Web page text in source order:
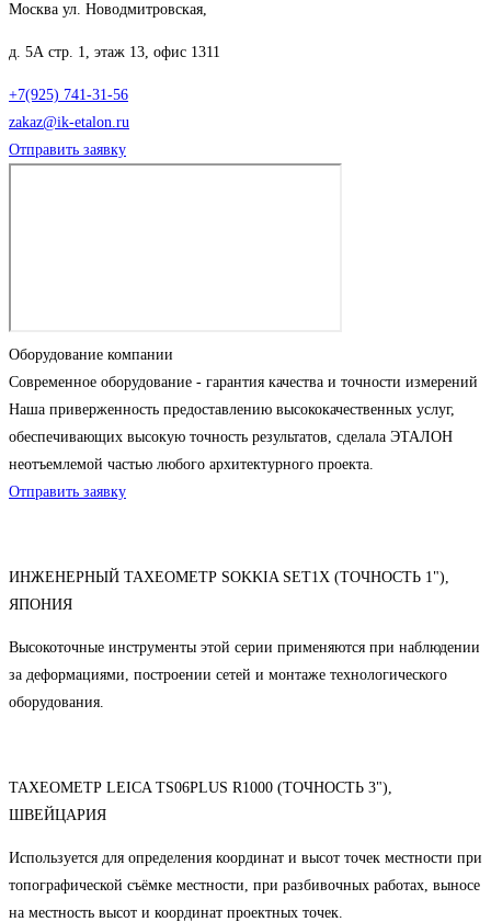
Москва ул. Новодмитровская,
д. 5А стр. 1, этаж 13, офис 1311
+7(925) 741-31-56
zakaz@ik-etalon.ru
Отправить заявку
Оборудование компании
Современное оборудование - гарантия качества и точности измерений
Наша приверженность предоставлению высококачественных услуг,
обеспечивающих высокую точность результатов, сделала ЭТАЛОН
неотъемлемой частью любого архитектурного проекта.
Отправить заявку
ИНЖЕНЕРНЫЙ ТАХЕОМЕТР SOKKIA SET1X (ТОЧНОСТЬ 1"),
ЯПОНИЯ
Высокоточные инструменты этой серии применяются при наблюдении
за деформациями, построении сетей и монтаже технологического
оборудования.
ТАХЕОМЕТР LEICA TS06PLUS R1000 (ТОЧНОСТЬ 3"),
ШВЕЙЦАРИЯ
Используется для определения координат и высот точек местности при
топографической съёмке местности, при разбивочных работах, выносе
на местность высот и координат проектных точек.